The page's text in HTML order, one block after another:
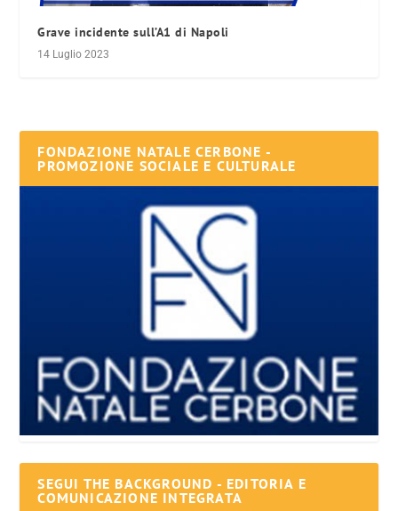
Grave incidente sull’A1 di Napoli
14 Luglio 2023
FONDAZIONE NATALE CERBONE -
PROMOZIONE SOCIALE E CULTURALE
SEGUI THE BACKGROUND - EDITORIA E
COMUNICAZIONE INTEGRATA